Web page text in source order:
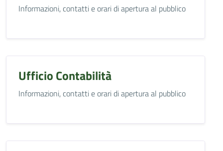
Informazioni, contatti e orari di apertura al pubblico
Ufficio Contabilità
Informazioni, contatti e orari di apertura al pubblico